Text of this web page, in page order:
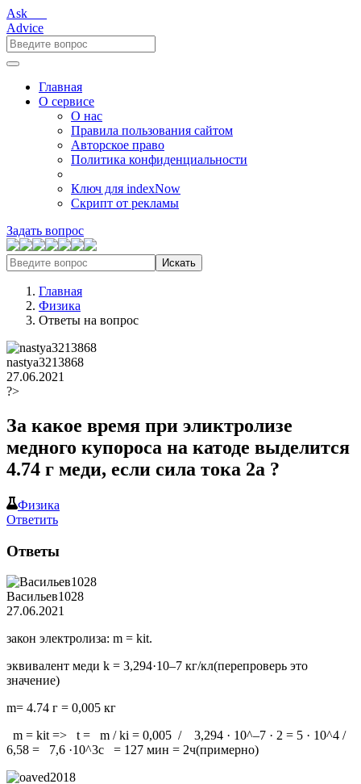
Ask___
Advice
Главная
О сервисе
О нас
Правила пользования сайтом
Авторское право
Политика конфиденциальности
Ключ для indexNow
Скрипт от рекламы
Задать вопрос
Искать
Главная
Физика
Ответы на вопрос
nastya3213868
27.06.2021
?>
За какое время при эликтролизе
медного купороса на катоде выделится
4.74 г меди, если сила тока 2а ?
Физика
Ответить
Ответы
Васильев1028
27.06.2021
закон электролиза: m = kit.
эквивалент меди k = 3,294·10–7 кг/кл(перепроверь это
значение)
m= 4.74 г = 0,005 кг
m = kit => t = m / ki = 0,005 / 3,294 · 10^–7 · 2 = 5 · 10^4 /
6,58 = 7,6 ·10^3с = 127 мин = 2ч(примерно)